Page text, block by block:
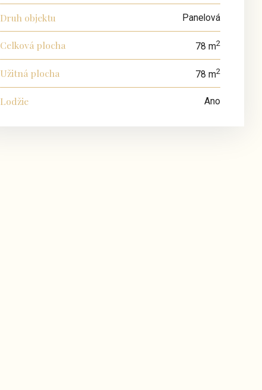
Druh objektu Panelová
Celková plocha 78 m2
Užitná plocha 78 m2
Lodžie Ano